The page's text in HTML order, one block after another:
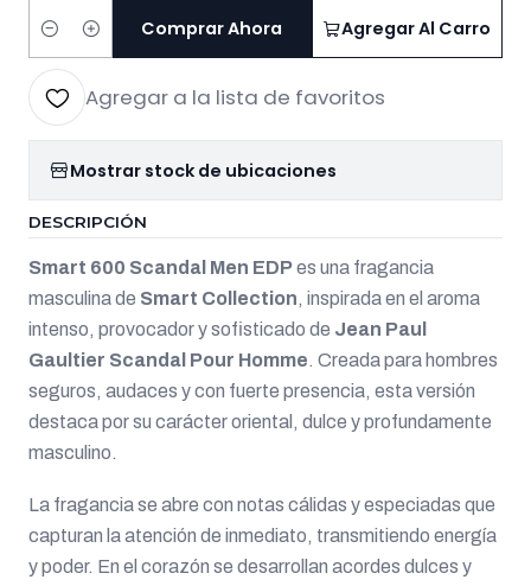
Cantidad
Agregar Al Carro
Comprar Ahora
Agregar a la lista de favoritos
Mostrar stock de ubicaciones
DESCRIPCIÓN
Smart 600 Scandal Men EDPes una fragancia
masculina de Smart Collection, inspirada en el aroma
intenso, provocador y sofisticado de Jean Paul
Gaultier Scandal Pour Homme. Creada para hombres
seguros, audaces y con fuerte presencia, esta versión
destaca por su carácter oriental, dulce y profundamente
masculino.
La fragancia se abre con notas cálidas y especiadas que
capturan la atención de inmediato, transmitiendo energía
y poder. En el corazón se desarrollan acordes dulces y